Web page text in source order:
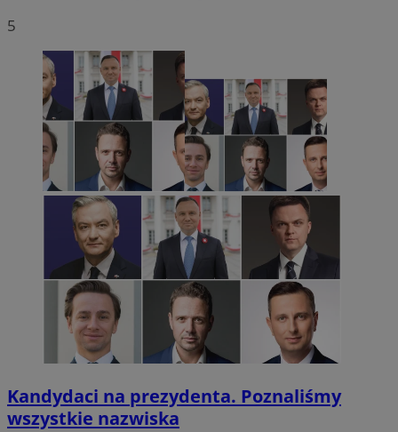
5
Kandydaci na prezydenta. Poznaliśmy
wszystkie nazwiska